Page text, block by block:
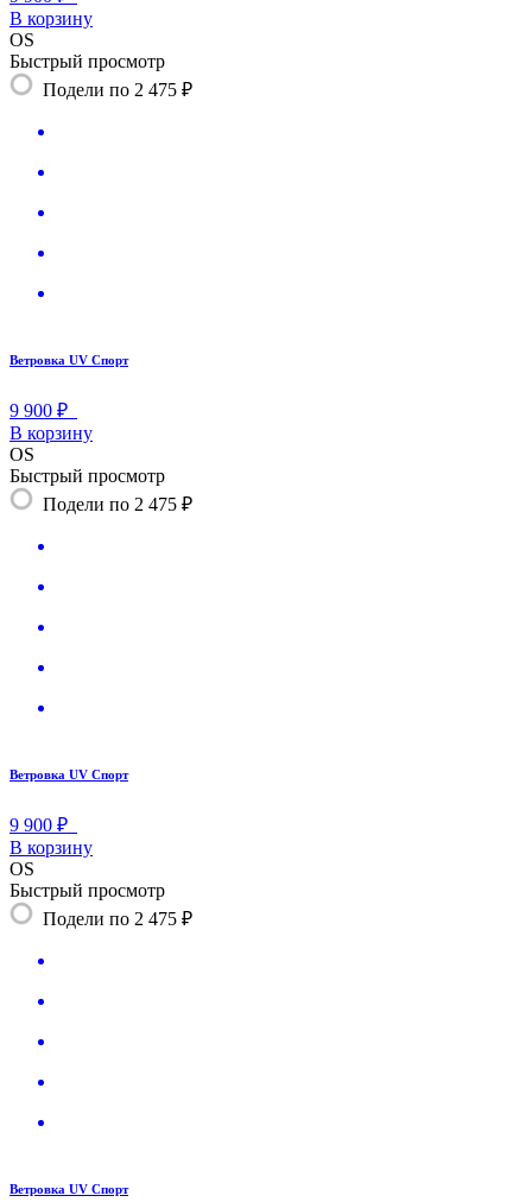
В корзину
OS
Быстрый просмотр
Подели по 2 475 ₽
Ветровка UV Спорт
9 900 ₽
В корзину
OS
Быстрый просмотр
Подели по 2 475 ₽
Ветровка UV Спорт
9 900 ₽
В корзину
OS
Быстрый просмотр
Подели по 2 475 ₽
Ветровка UV Спорт